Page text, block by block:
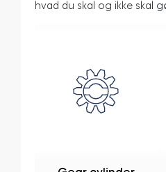
hvad du skal og ikke skal